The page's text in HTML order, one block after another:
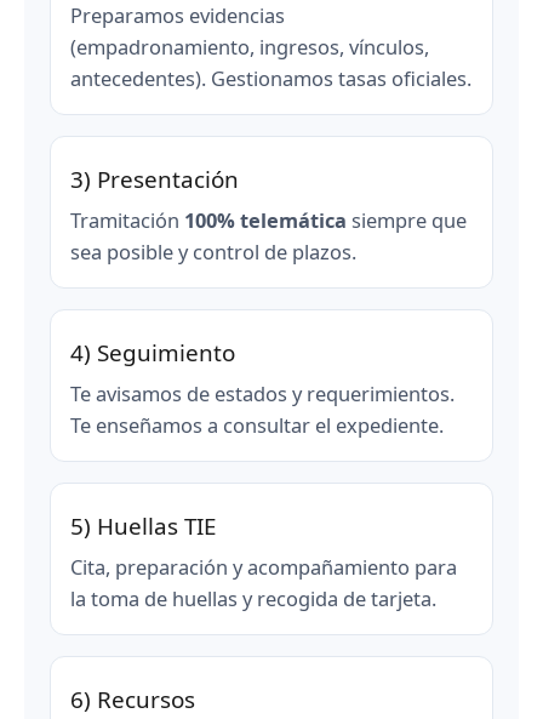
Preparamos evidencias
(empadronamiento, ingresos, vínculos,
antecedentes). Gestionamos tasas oficiales.
3) Presentación
Tramitación 100% telemática siempre que
sea posible y control de plazos.
4) Seguimiento
Te avisamos de estados y requerimientos.
Te enseñamos a consultar el expediente.
5) Huellas TIE
Cita, preparación y acompañamiento para
la toma de huellas y recogida de tarjeta.
6) Recursos